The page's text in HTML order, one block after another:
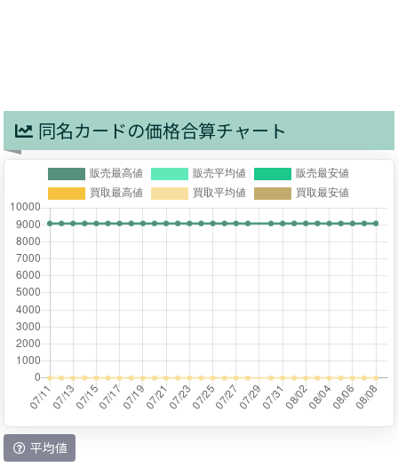
同名カードの価格合算チャート
平均値